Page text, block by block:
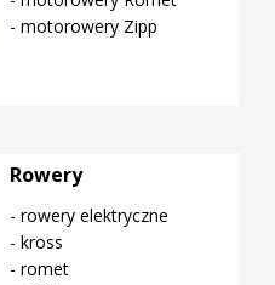
- motorowery Zipp
Rowery
- rowery elektryczne
- kross
- romet